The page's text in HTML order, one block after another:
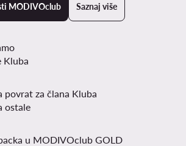
MODIVOclub Saznaj više
Kluba
povrat za člana Kluba
ostale
u MODIVOclub GOLD